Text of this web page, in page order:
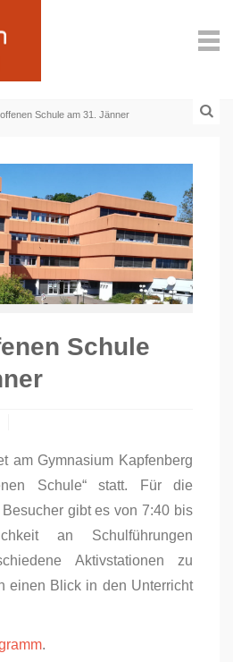
Schule am 31. Jänner
Schule
am Gymnasium Kapfenberg
Schule“ statt. Für die
gibt es von 7:40 bis
an Schulführungen
Aktivstationen zu
einen Blick in den Unterricht
.